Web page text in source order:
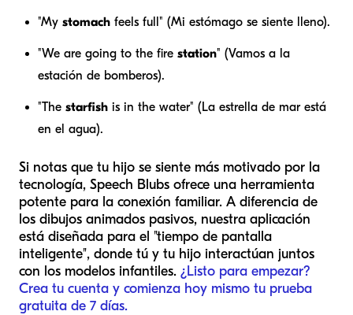
"My stomach feels full" (Mi estómago se siente lleno).
"We are going to the fire station" (Vamos a la
estación de bomberos).
"The starfish is in the water" (La estrella de mar está
en el agua).
Si notas que tu hijo se siente más motivado por la
tecnología, Speech Blubs ofrece una herramienta
potente para la conexión familiar. A diferencia de
los dibujos animados pasivos, nuestra aplicación
está diseñada para el "tiempo de pantalla
inteligente", donde tú y tu hijo interactúan juntos
con los modelos infantiles. ¿Listo para empezar?
Crea tu cuenta y comienza hoy mismo tu prueba
gratuita de 7 días.